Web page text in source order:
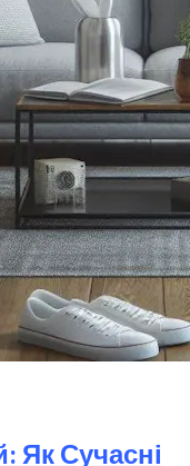
Як Сучасні